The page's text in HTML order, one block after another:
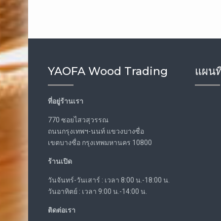
YAOFA Wood Trading
ที่อยู่ร้านเรา
770 ซอยไสวสุวรรณ
ถนนกรุงเทพฯ-นนท์ แขวงบางซื่อ
เขตบางซื่อ กรุงเทพมหานคร 10800
ร้านเปิด
วันจันทร์-วันเสาร์ : เวลา 8:00 น.-18:00 น.
วันอาทิตย์ : เวลา 9:00 น.-14:00 น.
ติดต่อเรา
แผน